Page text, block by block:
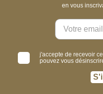
en vous
j'accepte de recevoir
pouvez vous